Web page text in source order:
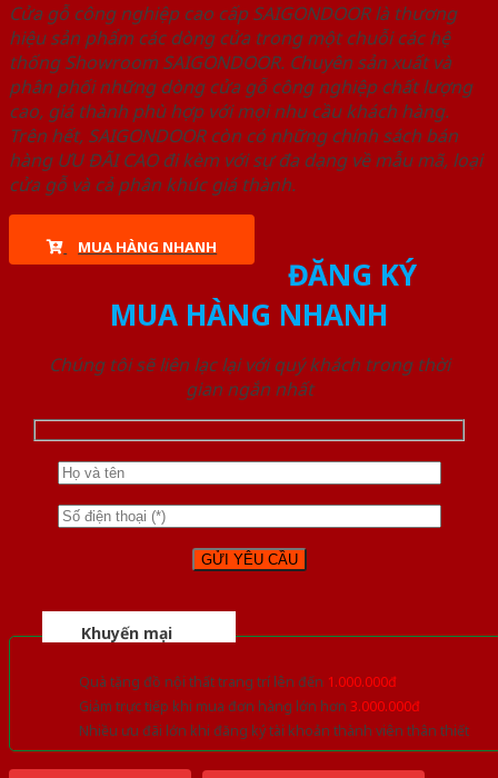
Cửa gỗ công nghiệp cao cấp SAIGONDOOR là thương
hiệu sản phẩm các dòng cửa trong một chuỗi các hệ
thống Showroom SAIGONDOOR. Chuyên sản xuất và
phân phối những dòng cửa gỗ công nghiệp chất lượng
cao, giá thành phù hợp với mọi nhu cầu khách hàng.
Trên hết, SAIGONDOOR còn có những chính sách bán
hàng ƯU ĐÃI CAO đi kèm với sự đa dạng về mẫu mã, loại
cửa gỗ và cả phân khúc giá thành.
MUA HÀNG NHANH
ĐĂNG KÝ
MUA HÀNG NHANH
Chúng tôi sẽ liên lạc lại với quý khách trong thời
gian ngắn nhất
Khuyến mại
Quà tặng đồ nội thất trang trí lên đến 1.000.000đ
Giảm trực tiếp khi mua đơn hàng lớn hơn 3.000.000đ
Nhiều ưu đãi lớn khi đăng ký tài khoản thành viên thân thiết